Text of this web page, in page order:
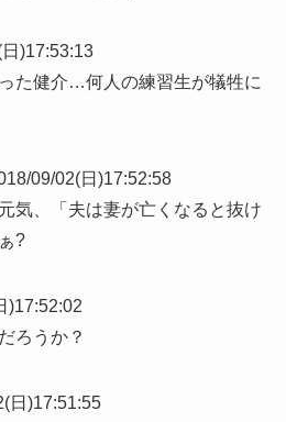
)17:53:13
た健介…何人の練習生が犠牲に
09/02(日)17:52:58
気、「夫は妻が亡くなると抜け
?
)17:52:02
ろうか？
日)17:51:55